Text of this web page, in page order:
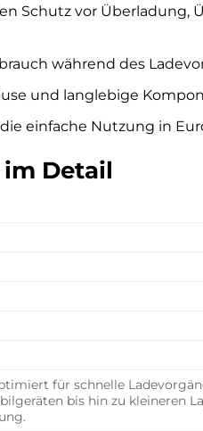
Schutz vor Überladung,
während des
und langlebige
einfache Nutzung in
Detail
für schnelle
bis hin zu kleineren